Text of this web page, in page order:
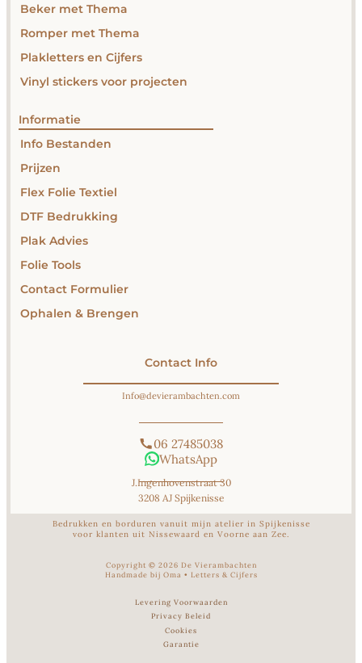
Beker met Thema
Romper met Thema
Plakletters en Cijfers
Vinyl stickers voor projecten
Informatie
Info Bestanden
Prijzen
Flex Folie Textiel
DTF Bedrukking
Plak Advies
Folie Tools
Contact Formulier
Ophalen & Brengen
Contact Info
Info@devierambachten.com
06 27485038
WhatsApp
J.Ingenhovenstraat 30
3208 AJ Spijkenisse
Bedrukken en borduren vanuit mijn atelier in Spijkenisse
voor klanten uit Nissewaard en Voorne aan Zee.
Copyright © 2026 De Vierambachten
Handmade bij Oma • Letters & Cijfers
Levering Voorwaarden
Privacy Beleid
Cookies
Garantie